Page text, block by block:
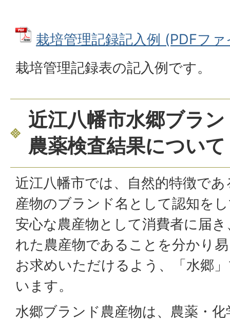
栽培管理記録記入例 (PDFフ
栽培管理記録表の記入例です。
近江八幡市水郷ブラ
農薬検査結果について
近江八幡市では、自然的特徴で
産物のブランド名として認知を
安心な農産物として消費者に届
れた農産物であることを分かり
お求めいただけるよう、「水郷
います。
水郷ブランド農産物は、農薬・